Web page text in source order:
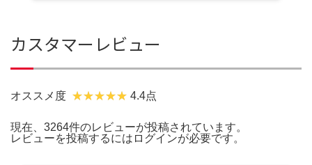
カスタマーレビュー
オススメ度 4.4点
現在、3264件のレビューが投稿されています。
レビューを投稿するには ログインが必要です。